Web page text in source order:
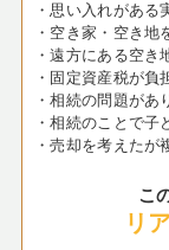
・思い入れがあ
・空き家・空き
・遠方にある空き
・固定資産税が負
・相続の問題が
・相続のことで
・売却を考えた
こ
リ